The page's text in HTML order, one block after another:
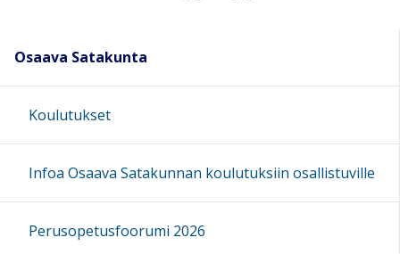
Osaava Satakunta
Koulutukset
Infoa Osaava Satakunnan koulutuksiin osallistuville
Perusopetusfoorumi 2026